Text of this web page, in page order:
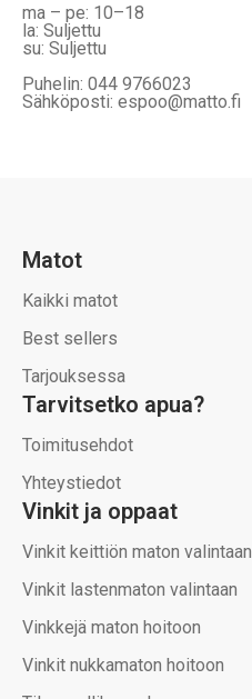
ma – pe: 10–18
la: Suljettu
su: Suljettu
Puhelin: 044 9766023
Sähköposti: espoo@matto.fi
Matot
Kaikki matot
Best sellers
Tarjouksessa
Tarvitsetko apua?
Toimitusehdot
Yhteystiedot
Vinkit ja oppaat
Vinkit keittiön maton valintaan
Vinkit lastenmaton valintaan
Vinkkejä maton hoitoon
Vinkit nukkamaton hoitoon